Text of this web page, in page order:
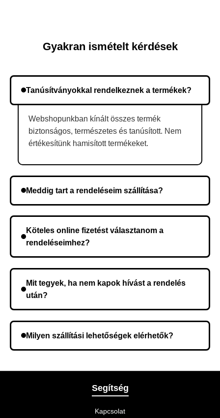
Gyakran ismételt kérdések
Tanúsítványokkal rendelkeznek a termékek?
Webshopunkban kínált összes termék
biztonságos, természetes és tanúsított. Nem
értékesítünk hamisított termékeket.
Meddig tart a rendeléseim szállítása?
kerül, és ez az időtartam függ a szállítási címtől.
Köteles online fizetést választanom a
rendeléseimhez?
Mit tegyek, ha nem kapok hívást a rendelés
után?
meg a rendelést.
Milyen szállítási lehetőségek elérhetők?
legmegfelelőbb szállítási módot.
Segítség
Kapcsolat